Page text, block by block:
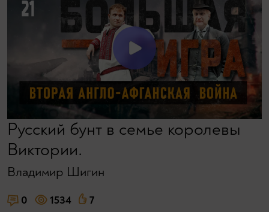
Русский бунт в семье королевы
Виктории.
Владимир Шигин
0 1534 7